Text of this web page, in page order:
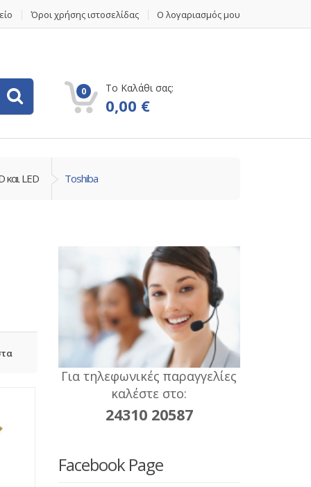
Όροι χρήσης ιστοσελίδας Ο λογαριασμός μου
0 Το Καλάθι σας:
0,00 €
και LED Toshiba
Για τηλεφωνικές παραγγελίες
καλέστε στο:
24310 20587
Facebook Page